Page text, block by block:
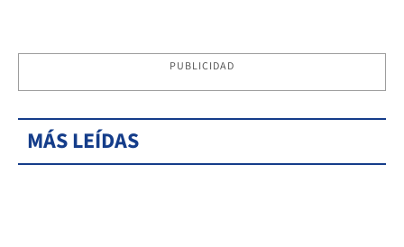
PUBLICIDAD
MÁS LEÍDAS